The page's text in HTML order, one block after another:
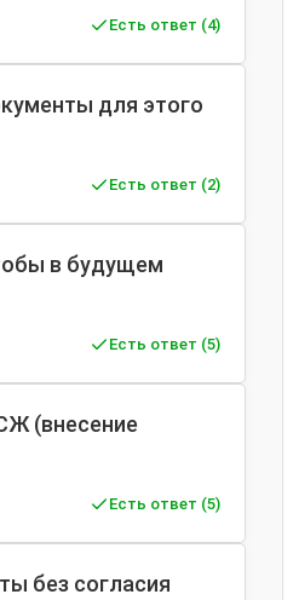
Есть ответ (4)
для этого
Есть ответ (2)
в будущем
Есть ответ (5)
(внесение
Есть ответ (5)
без согласия